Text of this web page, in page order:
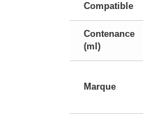
Compatible
Contenance
(ml)
Marque